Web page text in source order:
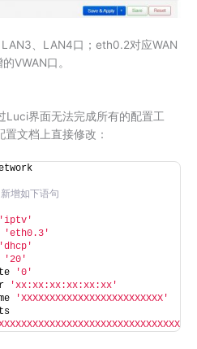
、LAN4口；eth0.2对应WAN
VWAN口。
Luci界面无法完成所有的配置工
文档上直接修改：
增如下语句
'iptv'
'eth0.3'
'dhcp'
'20'
'0'
'xx:xx:xx:xx:xx:xx'
'XXXXXXXXXXXXXXXXXXXXXXXXX'